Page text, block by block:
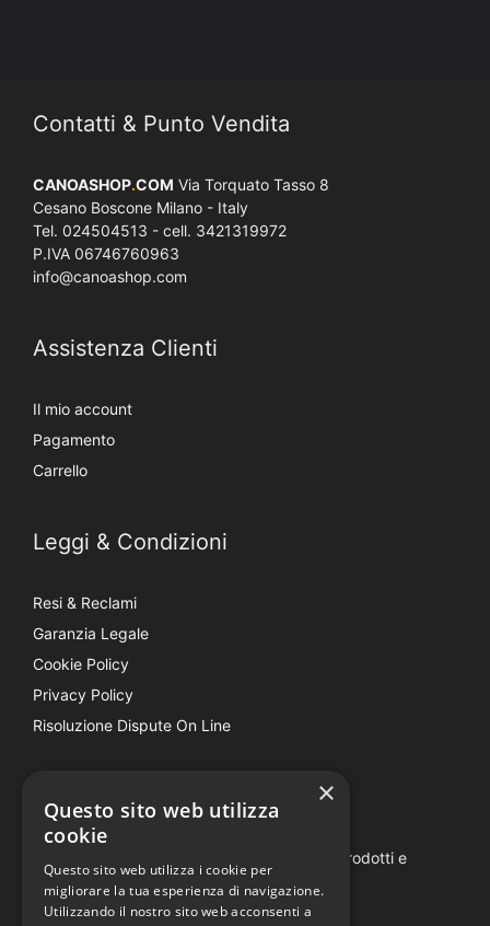
Contatti & Punto Vendita
CANOASHOP.COM Via Torquato Tasso 8
Cesano Boscone Milano - Italy
Tel. 024504513 - cell. 3421319972
P.IVA 06746760963
info@canoashop.com
Assistenza Clienti
Il mio account
Pagamento
Carrello
Leggi & Condizioni
Resi & Reclami
Garanzia Legale
Cookie Policy
Privacy Policy
Risoluzione Dispute On Line
Be Social
Seguici e rimani aggiornato su tutti i nostri prodotti e
iniziative.
×
Questo sito web utilizza
cookie
Questo sito web utilizza i cookie per
migliorare la tua esperienza di navigazione.
Utilizzando il nostro sito web acconsenti a